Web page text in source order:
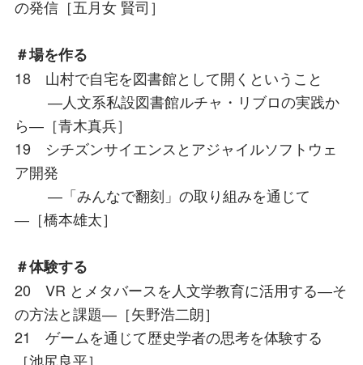
の発信［五月女 賢司］
＃場を作る
18 山村で自宅を図書館として開くということ
―人文系私設図書館ルチャ・リブロの実践か
ら―［青木真兵］
19 シチズンサイエンスとアジャイルソフトウェ
ア開発
―「みんなで翻刻」の取り組みを通じて
―［橋本雄太］
＃体験する
20 VR とメタバースを人文学教育に活用する―そ
の方法と課題―［矢野浩二朗］
21 ゲームを通じて歴史学者の思考を体験する
［池尻良平］